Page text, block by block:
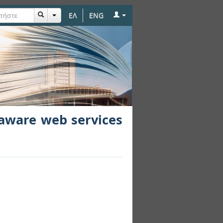
ΕΛ ENG
using ContextUML
web services